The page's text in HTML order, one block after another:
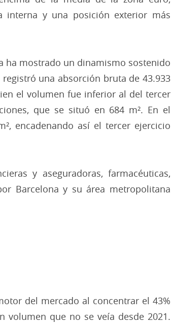
interna y una posición exterior más
ha mostrado un dinamismo sostenido
una absorción bruta de 43.933
el volumen fue inferior al del tercer
que se situó en 684 m². En el
encadenando así el tercer ejercicio
y aseguradoras, farmacéuticas,
Barcelona y su área metropolitana
del mercado al concentrar el 43%
volumen que no se veía desde 2021.